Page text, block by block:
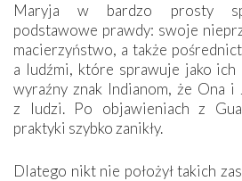
Maryja w bardzo prosty
podstawowe prawdy: swoje
macierzyństwo, a także
a ludźmi, które sprawuje jako ich
wyraźny znak Indianom, że Ona
z ludzi. Po objawieniach z
praktyki szybko zanikły.
Dlatego nikt nie położył takich